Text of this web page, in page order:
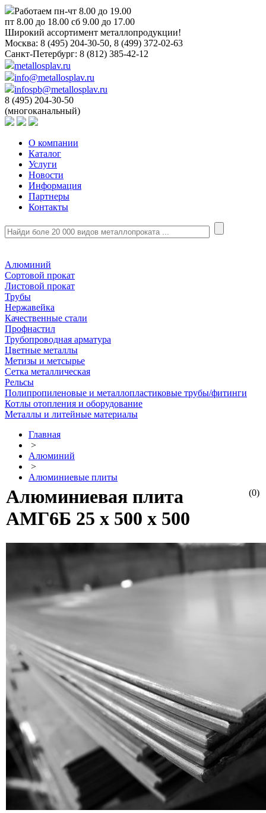
Работаем пн-чт 8.00 до 19.00
пт 8.00 до 18.00 сб 9.00 до 17.00
Широкий ассортимент металлопродукции!
Москва: 8 (495) 204-30-50, 8 (499) 372-02-63
Санкт-Петербург: 8 (812) 385-42-12
metallosplav.ru
info@metallosplav.ru
infospb@metallosplav.ru
8 (495) 204-30-50
(многоканальный)
О компании
Каталог
Услуги
Новости
Информация
Партнеры
Контакты
Алюминий
Сортовой прокат
Листовой прокат
Трубы
Нержавейка
Качественные стали
Профнастил
Трубопроводная арматура
Цветные металлы
Метизы и метсырье
Сетка металлическая
Рельсы
Полипропиленовые и металлопластиковые трубы/фитинги
Котлы отопления и оборудование
Металлы и литейные материалы
Главная
>
Алюминий
>
Алюминиевые плиты
(0)
Алюминиевая плита
АМГ6Б 25 х 500 х 500